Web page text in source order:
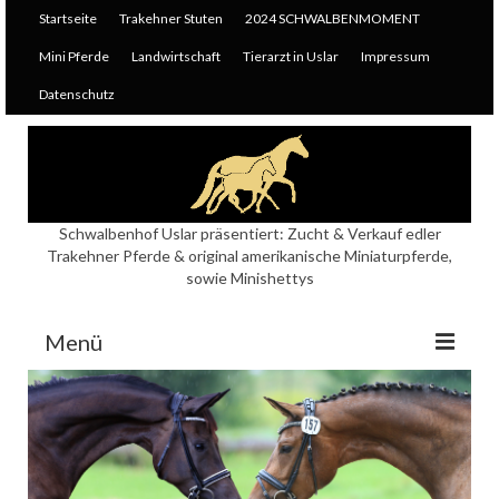
Startseite Trakehner Stuten 2024 SCHWALBENMOMENT
Mini Pferde Landwirtschaft Tierarzt in Uslar Impressum
Datenschutz
Schwalbenhof Uslar präsentiert: Zucht & Verkauf edler
Trakehner Pferde & original amerikanische Miniaturpferde,
sowie Minishettys
Menü
Startseite
Trakehner Stuten
E+StPr+PrSt KOSIMA